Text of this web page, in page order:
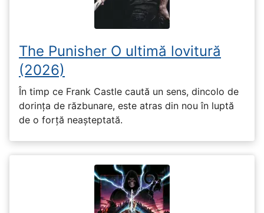
The Punisher O ultimă lovitură
(2026)
În timp ce Frank Castle caută un sens, dincolo de
dorința de răzbunare, este atras din nou în luptă
de o forță neașteptată.